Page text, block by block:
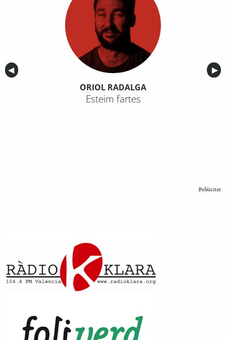
Anterior
◀︎ ▶︎
ORIOL RADALGA
Esteim fartes
Publicitat